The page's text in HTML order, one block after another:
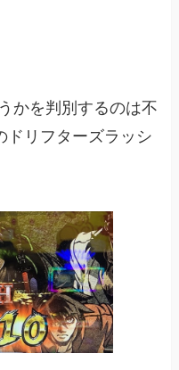
かを判別するのは不
ドリフターズラッシ